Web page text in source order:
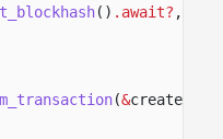
() .await? ,
(&